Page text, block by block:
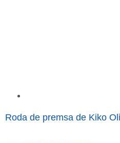
Roda de premsa de Kiko